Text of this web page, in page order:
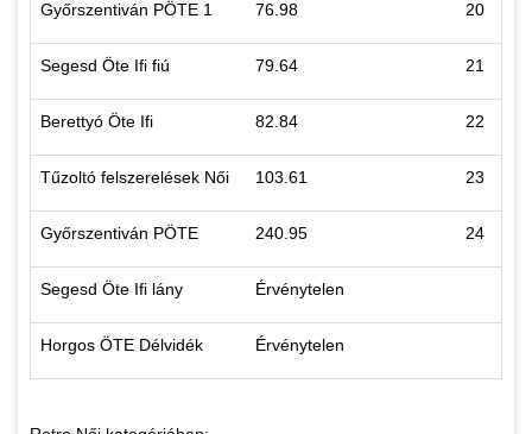
Győrszentiván PÖTE 1 76.98 20
Segesd Öte Ifi fiú 79.64 21
Berettyó Öte Ifi 82.84 22
Tűzoltó felszerelések Női 103.61 23
Győrszentiván PÖTE 240.95 24
Segesd Öte Ifi lány Érvénytelen
Horgos ÖTE Délvidék Érvénytelen